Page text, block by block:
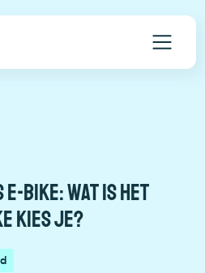
e-bike: wat is het
kies je?